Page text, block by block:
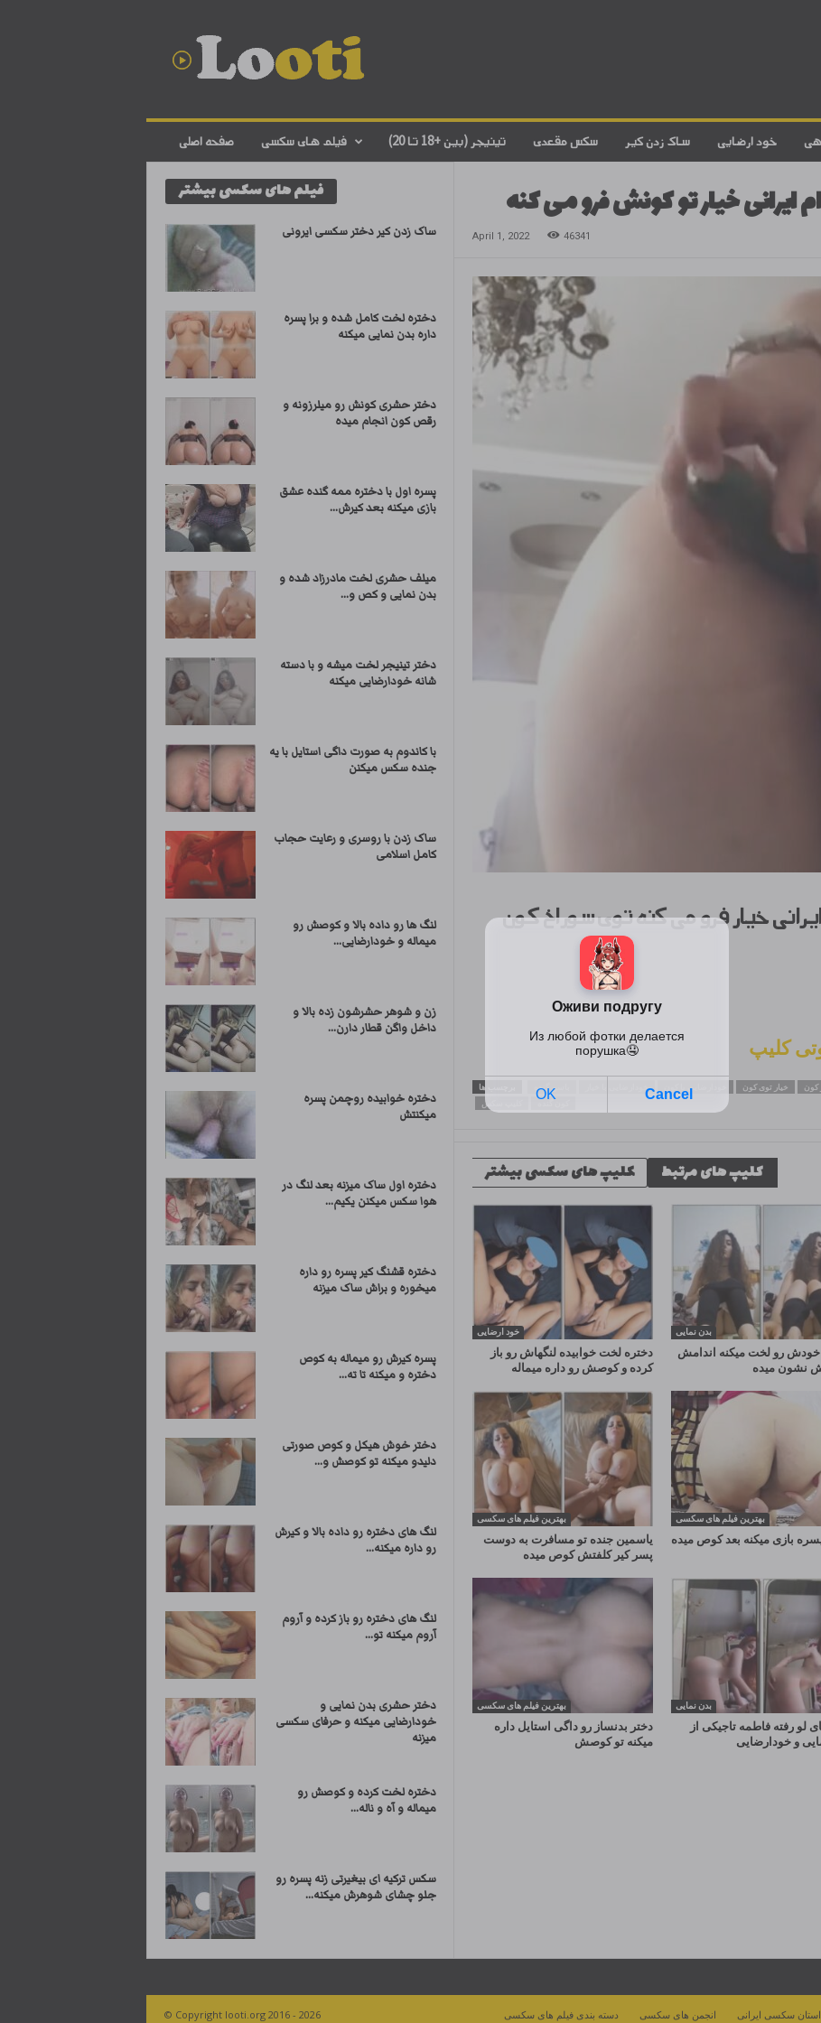
صفحه اصلی فیلم های سکسی تینیجر (بین +18 تا 20) سکس مقعدی ساک زدن کیر خود ارضایی
خیار تو کونش فرو می کنه
April 1, 2022 46341
خیار فرو می کنه توی سوراخ کون
کلیپ
برچسب ها باسن گنده خودارضایی با خیار خودارضایی با کون خیار توی کون
کلیپ سکس
کون گنده
کلیپ های مرتبط کلیپ های سکسی بیشتر
خود ارضایی
دختره لخت خوابیده لنگهاش رو باز
کرده و کوصش رو داره میماله
بدن نمایی
خودش رو لخت میکنه اندامش
نشون میده
بهترین فیلم های سکسی
یاسمین جنده تو مسافرت به دوست
پسر کیر کلفتش کوص میده
بهترین فیلم های سکسی
پسره بازی میکنه بعد کوص میده
بهترین فیلم های سکسی
دختر بدنساز رو داگی استایل داره
میکنه تو کوصش
بدن نمایی
لو رفته فاطمه تاجیکی از
و خودارضایی
فیلم های سکسی بیشتر
ساک زدن کیر دختر سکسی ایرونی
دختره لخت کامل شده و برا پسره
داره بدن نمایی میکنه
دختر حشری کونش رو میلرزونه و
رقص کون انجام میده
پسره اول با دختره ممه گنده عشق
بازی میکنه بعد کیرش...
میلف حشری لخت مادرزاد شده و
بدن نمایی و کص و...
دختر تینیجر لخت میشه و با دسته
شانه خودارضایی میکنه
با کاندوم به صورت داگی استایل با یه
جنده سکس میکنن
ساک زدن با روسری و رعایت حجاب
کامل اسلامی
لنگ ها رو داده بالا و کوصش رو
میماله و خودارضایی...
زن و شوهر حشرشون زده بالا و
داخل واگن قطار دارن...
دختره خوابیده روچمن پسره
میكنتش
دختره اول ساک میزنه بعد لنگ در
هوا سکس میکنن یکیم...
دختره قشنگ کیر پسره رو داره
میخوره و براش ساک میزنه
پسره کیرش رو میماله به کوص
دختره و میکنه تا ته...
دختر خوش هیکل و کوص صورتی
دلیدو میکنه تو کوصش و...
لنگ های دختره رو داده بالا و کیرش
رو داره میکنه...
لنگ های دختره رو باز کرده و آروم
آروم میکنه تو...
دختر حشری بدن نمایی و
خودارضایی میکنه و حرفای سکسی
میزنه
دختره لخت کرده و کوصش رو
میماله و آه و ناله...
سکس ترکیه ای بیغیرتی زنه پسره رو
جلو چشای شوهرش میکنه...
دسته بندی فیلم های سکسی انجمن های سکسی سکسی ایرانی © Copyright looti.org 2016 - 2026